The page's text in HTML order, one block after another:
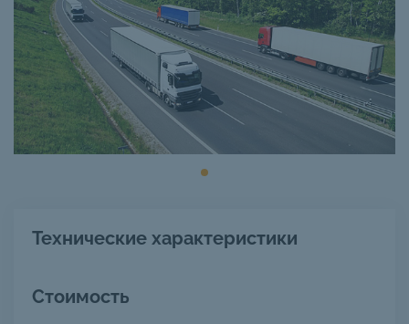
Технические характеристики
Стоимость